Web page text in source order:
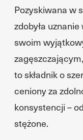
Pozyskiwana w
zdobyła
swoim
to składnik o
ceniony za
konsystencji –
stężone.